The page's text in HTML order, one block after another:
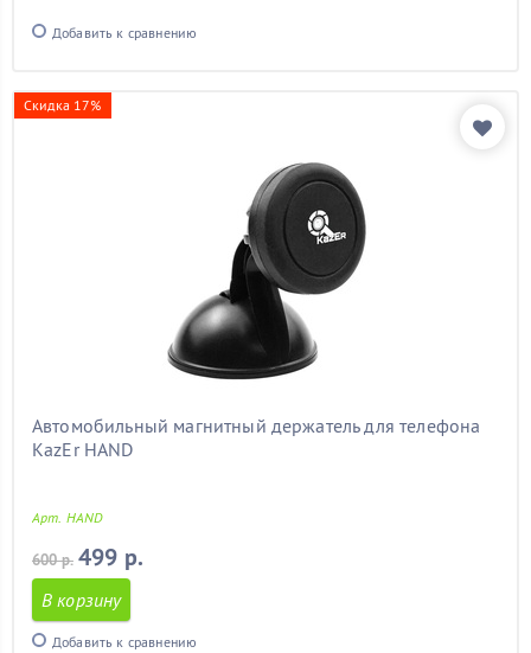
Добавить к сравнению
Скидка 17%
Автомобильный магнитный держатель для телефона
KazEr HAND
Арт. HAND
600 р. 499 р.
В корзину
Добавить к сравнению